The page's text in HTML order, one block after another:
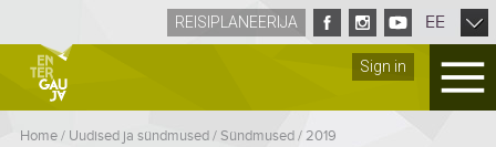
Sign in
REISIPLANEERIJA EE
Home/ Uudised ja sündmused/Sündmused/2019